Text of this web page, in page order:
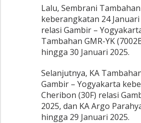
e
k
Lalu, Sembrani
keberangkatan 24 Januari
relasi Gambir –
Tambahan GMR-YK
hingga 30 Januari 2025.
Selanjutnya, KA
Gambir – Yogyakarta
Cheribon (30F) relasi
2025, dan KA Argo
hingga 29 Januari 2025.